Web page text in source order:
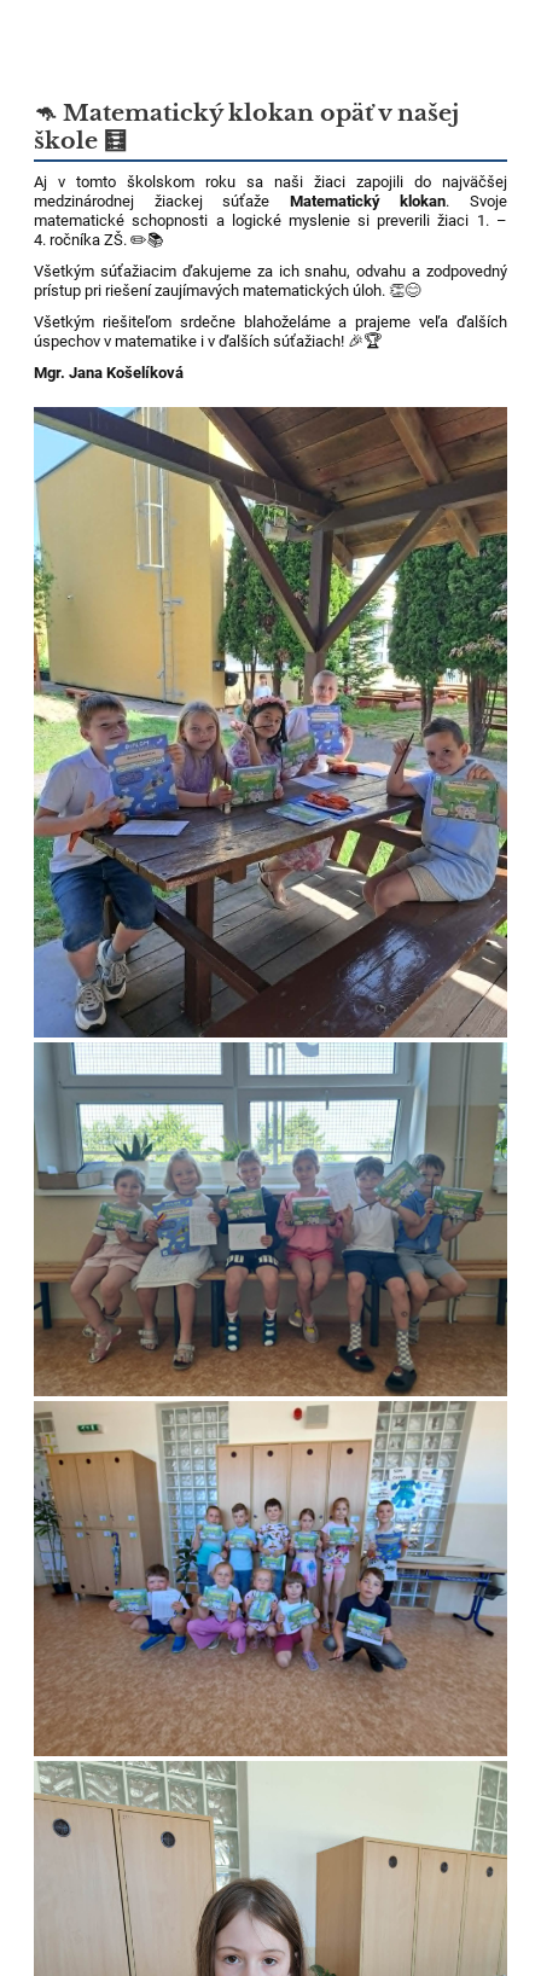
🦘 Matematický klokan opäť v našej
škole 🧮
Aj v tomto školskom roku sa naši žiaci zapojili do najväčšej
medzinárodnej žiackej súťaže Matematický klokan. Svoje
matematické schopnosti a logické myslenie si preverili žiaci 1. –
4. ročníka ZŠ. ✏️📚
Všetkým súťažiacim ďakujeme za ich snahu, odvahu a zodpovedný
prístup pri riešení zaujímavých matematických úloh. 👏😊
Všetkým riešiteľom srdečne blahoželáme a prajeme veľa ďalších
úspechov v matematike i v ďalších súťažiach! 🎉🏆
Mgr. Jana Košelíková